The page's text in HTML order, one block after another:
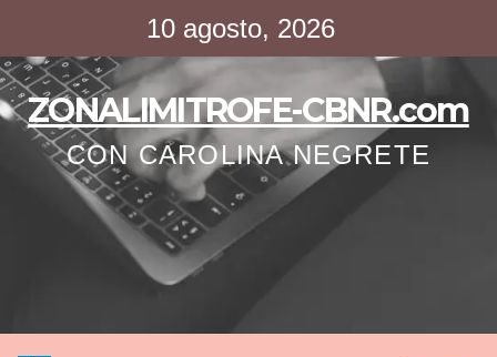
contenido
10 agosto, 2026
ZONALIMITROFE-CBNR.com
CON CAROLINA NEGRETE